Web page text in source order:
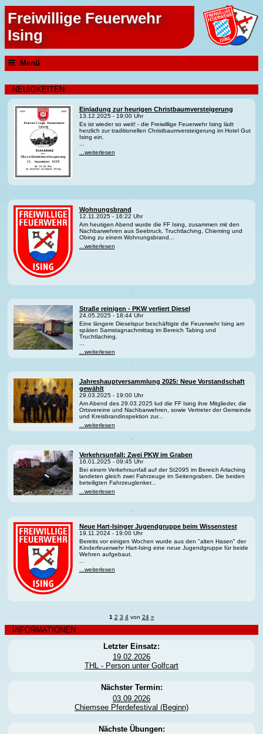
Freiwillige Feuerwehr
Ising
Menü
NEUIGKEITEN
Einladung zur heurigen Christbaumversteigerung
13.12.2025 - 19:00 Uhr
Es ist wieder so weit! - die Freiwillige Feuerwehr Ising lädt
herzlich zur traditionellen Christbaumversteigerung im Hotel Gut
Ising ein.
...weiterlesen
Wohnungsbrand
12.11.2025 - 16:22 Uhr
Am heutigen Abend wurde die FF Ising, zusammen mit den
Nachbarwehren aus Seebruck, Truchtlaching, Chieming und
Obing zu einem Wohnungsbrand...
...weiterlesen
Straße reinigen - PKW verliert Diesel
24.05.2025 - 18:44 Uhr
Eine längere Dieselspur beschäftigte die Feuerwehr Ising am
späten Samstagnachmittag im Bereich Tabing und
Truchtlaching.
...
...weiterlesen
Jahreshauptversammlung 2025: Neue Vorstandschaft
gewählt
29.03.2025 - 19:00 Uhr
Am Abend des 29.03.2025 lud die FF Ising ihre Mitglieder, die
Ortsvereine und Nachbarwehren, sowie Vertreter der Gemeinde
und Kreisbrandinspektion zur...
...weiterlesen
Verkehrsunfall: Zwei PKW im Graben
16.01.2025 - 09:45 Uhr
Bei einem Verkehrsunfall auf der St2095 im Bereich Arlaching
landeten gleich zwei Fahrzeuge im Seitengraben. Die beiden
beteiligten Fahrzeuglenker...
...weiterlesen
Neue Hart-Isinger Jugendgruppe beim Wissenstest
19.11.2024 - 19:00 Uhr
Bereits vor einigen Wochen wurde aus den "alten Hasen" der
Kinderfeuerwehr Hart-Ising eine neue Jugendgruppe für beide
Wehren aufgebaut.
...weiterlesen
1 2 3 4von 24 »
INFORMATIONEN
Letzter Einsatz:
19.02.2026
THL - Person unter Golfcart
Nächster Termin:
03.09.2026
Chiemsee Pferdefestival (Beginn)
Nächste Übungen: